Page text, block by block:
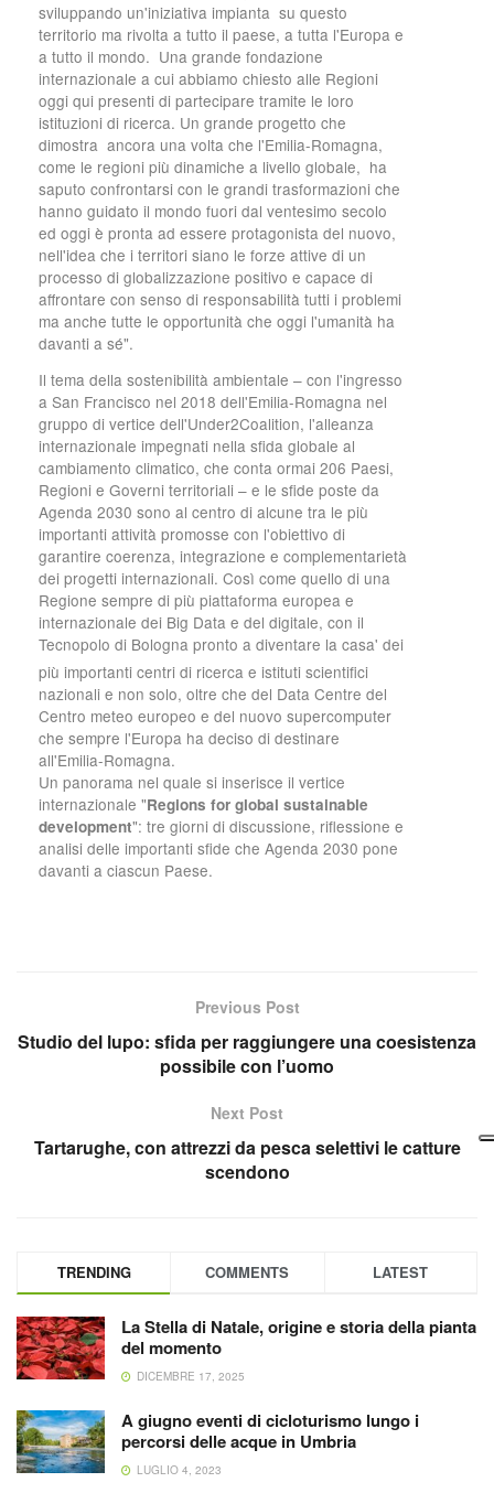
sviluppando un'iniziativa impianta su questo
territorio ma rivolta a tutto il paese, a tutta l'Europa e
a tutto il mondo. Una grande fondazione
internazionale a cui abbiamo chiesto alle Regioni
oggi qui presenti di partecipare tramite le loro
istituzioni di ricerca. Un grande progetto che
dimostra ancora una volta che l'Emilia-Romagna,
come le regioni più dinamiche a livello globale, ha
saputo confrontarsi con le grandi trasformazioni che
hanno guidato il mondo fuori dal ventesimo secolo
ed oggi è pronta ad essere protagonista del nuovo,
nell'idea che i territori siano le forze attive di un
processo di globalizzazione positivo e capace di
affrontare con senso di responsabilità tutti i problemi
ma anche tutte le opportunità che oggi l'umanità ha
davanti a sé".
Il tema della sostenibilità ambientale – con l'ingresso
a San Francisco nel 2018 dell'Emilia-Romagna nel
gruppo di vertice dell'Under2Coalition, l'alleanza
internazionale impegnati nella sfida globale al
cambiamento climatico, che conta ormai 206 Paesi,
Regioni e Governi territoriali – e le sfide poste da
Agenda 2030 sono al centro di alcune tra le più
importanti attività promosse con l'obiettivo di
garantire coerenza, integrazione e complementarietà
dei progetti internazionali. Così come quello di una
Regione sempre di più piattaforma europea e
internazionale dei Big Data e del digitale, con il
Tecnopolo di Bologna pronto a diventare la casa' dei
più importanti centri di ricerca e istituti scientifici
nazionali e non solo, oltre che del Data Centre del
Centro meteo europeo e del nuovo supercomputer
che sempre l'Europa ha deciso di destinare
all'Emilia-Romagna.
Un panorama nel quale si inserisce il vertice
internazionale "Regions for global sustainable
development": tre giorni di discussione, riflessione e
analisi delle importanti sfide che Agenda 2030 pone
davanti a ciascun Paese.
Previous Post
Studio del lupo: sfida per raggiungere una coesistenza
possibile con l’uomo
Next Post
Tartarughe, con attrezzi da pesca selettivi le catture
scendono
TRENDING COMMENTS LATEST
La Stella di Natale, origine e storia della pianta
del momento
DICEMBRE 17, 2025
A giugno eventi di cicloturismo lungo i
percorsi delle acque in Umbria
LUGLIO 4, 2023